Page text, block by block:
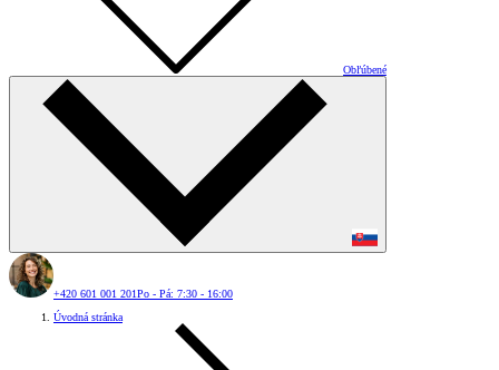
Obľúbené
+420 601 001 201Po - Pá: 7:30 - 16:00
Úvodná stránka